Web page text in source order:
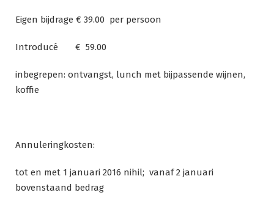
Eigen bijdrage € 39.00 per persoon
Introducé € 59.00
inbegrepen: ontvangst, lunch met bijpassende wijnen,
koffie
Annuleringkosten:
tot en met 1 januari 2016 nihil; vanaf 2 januari
bovenstaand bedrag